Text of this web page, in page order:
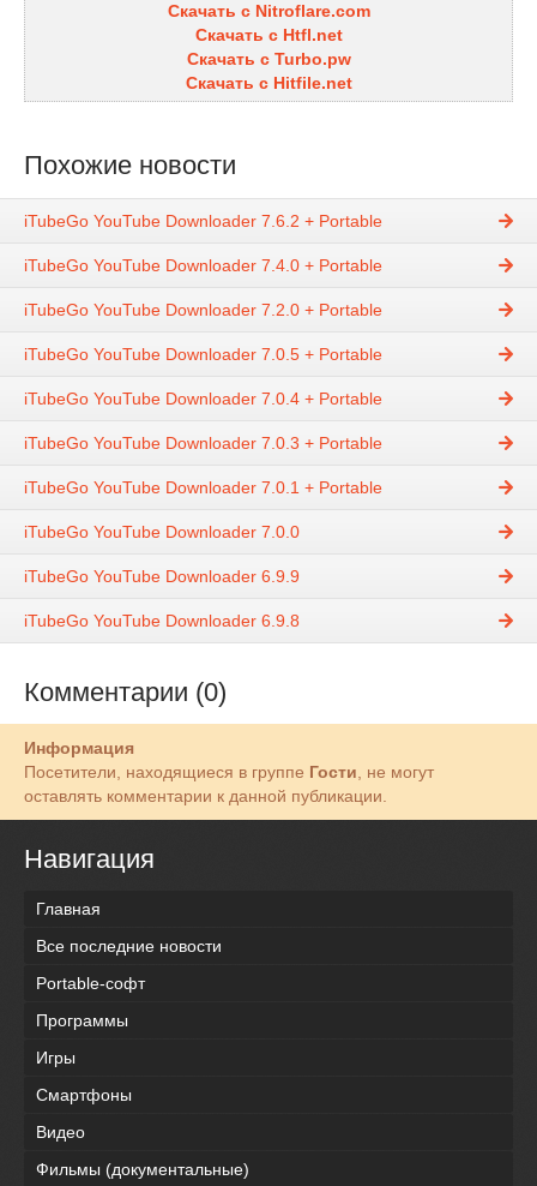
Скачать с Nitroflare.com
Скачать с Htfl.net
Скачать с Turbo.pw
Скачать с Hitfile.net
Похожие новости
iTubeGo YouTube Downloader 7.6.2 + Portable
iTubeGo YouTube Downloader 7.4.0 + Portable
iTubeGo YouTube Downloader 7.2.0 + Portable
iTubeGo YouTube Downloader 7.0.5 + Portable
iTubeGo YouTube Downloader 7.0.4 + Portable
iTubeGo YouTube Downloader 7.0.3 + Portable
iTubeGo YouTube Downloader 7.0.1 + Portable
iTubeGo YouTube Downloader 7.0.0
iTubeGo YouTube Downloader 6.9.9
iTubeGo YouTube Downloader 6.9.8
Комментарии (0)
Информация
Посетители, находящиеся в группе Гости , не могут
оставлять комментарии к данной публикации.
Навигация
Главная
Все последние новости
Portable-софт
Программы
Игры
Смартфоны
Видео
Фильмы (документальные)